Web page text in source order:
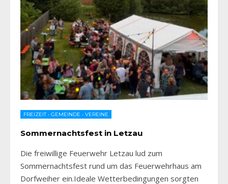
FREIZEIT• GEMEINDE • VEREINE
Sommernachtsfest in Letzau
Die freiwillige Feuerwehr Letzau lud zum
Sommernachtsfest rund um das Feuerwehrhaus am
Dorfweiher ein.Ideale Wetterbedingungen sorgten